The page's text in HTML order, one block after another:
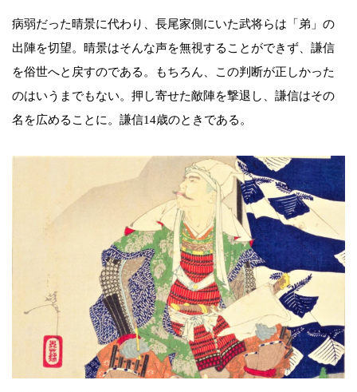
病弱だった晴景に代わり、長尾家側にいた武将らは「弟」の
出陣を切望。晴景はそんな声を無視することができず、謙信
を俗世へと戻すのである。もちろん、この判断が正しかった
のはいうまでもない。押し寄せた敵陣を撃退し、謙信はその
名を広めることに。謙信14歳のときである。